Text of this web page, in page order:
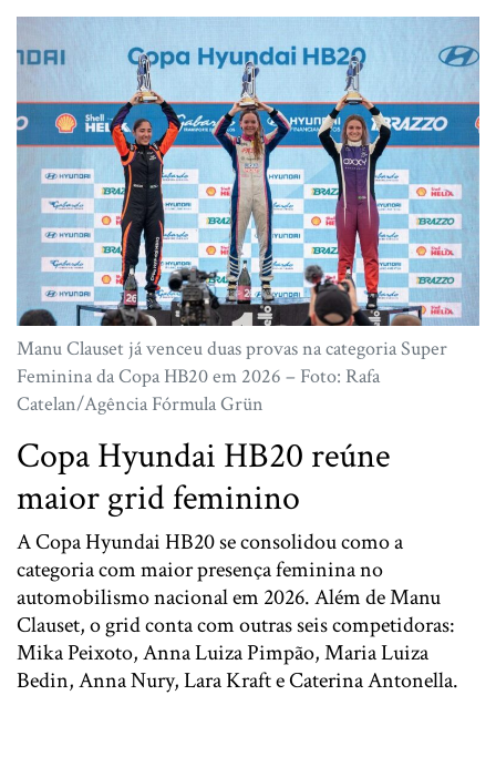
Manu Clauset já venceu duas provas na categoria Super
Feminina da Copa HB20 em 2026 – Foto: Rafa
Catelan/Agência Fórmula Grün
Copa Hyundai HB20 reúne
maior grid feminino
A Copa Hyundai HB20 se consolidou como a
categoria com maior presença feminina no
automobilismo nacional em 2026. Além de Manu
Clauset, o grid conta com outras seis competidoras:
Mika Peixoto,Anna Luiza Pimpão,Maria Luiza
Bedin,Anna Nury,Lara KrafteCaterina Antonella.